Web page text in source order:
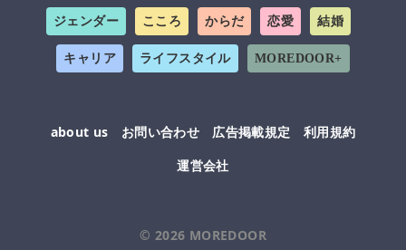
ジェンダー こころ からだ 恋愛 結婚
キャリア ライフスタイル MOREDOOR+
about us お問い合わせ 広告掲載規定
利用規約
運営会社
© 2026 MOREDOOR